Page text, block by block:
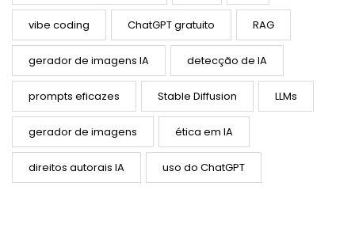
vibe coding ChatGPT gratuito RAG
gerador de imagens IA detecção de IA
prompts eficazes Stable Diffusion LLMs
gerador de imagens ética em IA
direitos autorais IA uso do ChatGPT